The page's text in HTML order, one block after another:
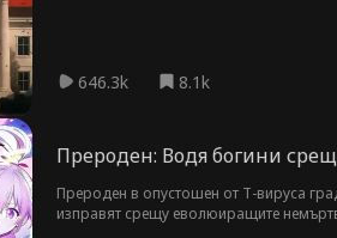
646.3k 8.1k
Прероден: Водя богини
Прероден в опустошен от Т-вируса
изправят срещу еволюиращите